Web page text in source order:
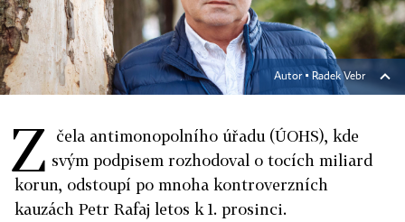
Autor ▪ Radek Vebr
Z
čela antimonopolního úřadu (ÚOHS), kde
svým podpisem rozhodoval o tocích miliard
korun, odstoupí po mnoha kontroverzních
kauzách Petr Rafaj letos k 1. prosinci.